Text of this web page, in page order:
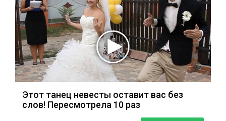
Этот танец невесты оставит вас без
слов! Пересмотрела 10 раз